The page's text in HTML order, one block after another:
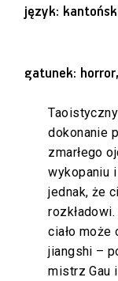
język:
gatunek:
dokonanie
zmarłego
wykopaniu
jednak, że
ciało może
jiangshi –
mistrz Gau